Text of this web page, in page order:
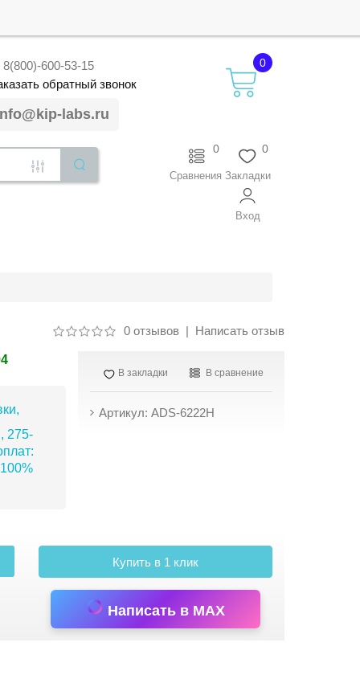
8(800)-600-53-15
обратныйзвонок
labs.ru
0
0
Закладки
0
Сравнения
Вход
0 отзывов| Написать отзыв
275-
В закладки В сравнение
Артикул: ADS-6222H
Купить в 1 клик
Написать в MAX